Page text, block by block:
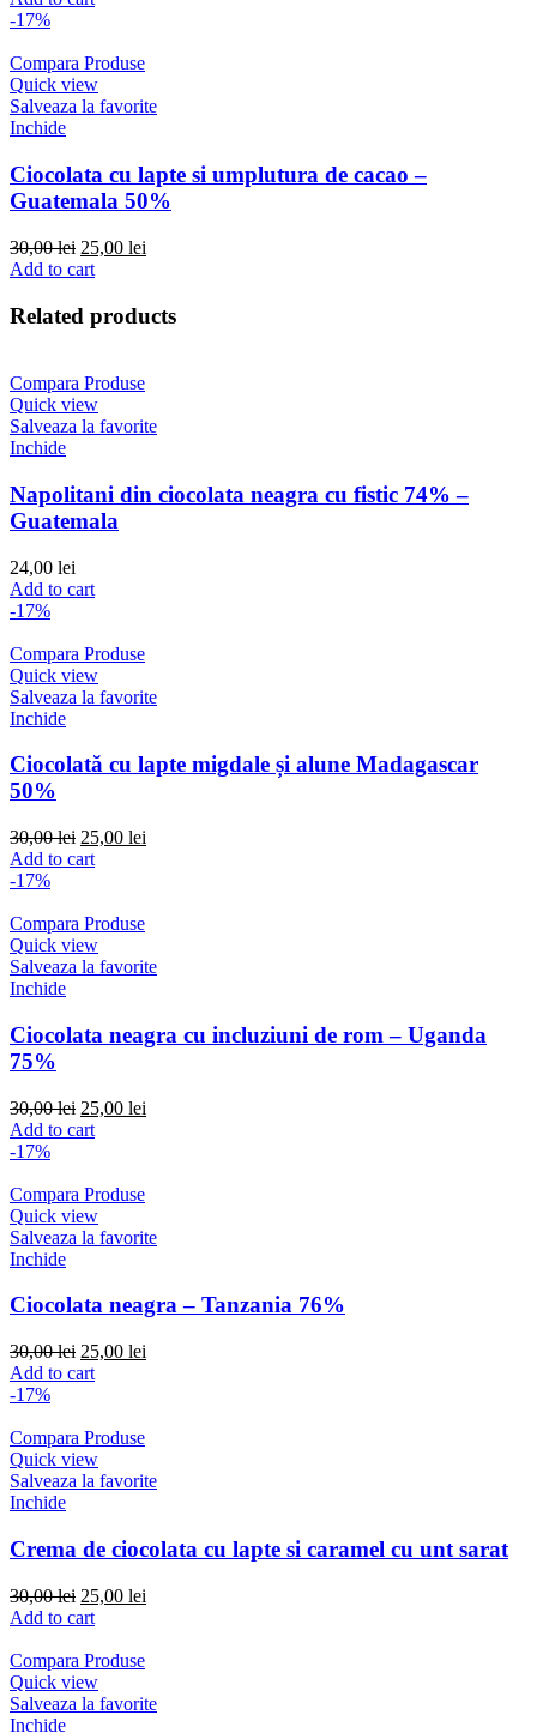
-17%
Compara Produse
Quick view
Salveaza la favorite
Inchide
Ciocolata cu lapte si umplutura de cacao –
Guatemala 50%
30,00lei Original
price
30,00 lei.
25,00 lei
25,00 lei.
Add to cart
Related products
Compara Produse
Quick view
Salveaza la favorite
Inchide
Napolitani din ciocolata neagra cu fistic 74% –
Guatemala
24,00 lei
Add to cart
-17%
Compara Produse
Quick view
Salveaza la favorite
Inchide
Ciocolată cu lapte migdale și alune Madagascar
50%
30,00lei Original
price
25,00 lei
Add to cart
-17%
Compara Produse
Quick view
Salveaza la favorite
Inchide
Ciocolata neagra cu incluziuni de rom – Uganda
75%
30,00lei Original
price
25,00 lei
Add to cart
-17%
Compara Produse
Quick view
Salveaza la favorite
Inchide
Ciocolata neagra – Tanzania 76%
30,00lei Original
price
25,00 lei
Add to cart
-17%
Compara Produse
Quick view
Salveaza la favorite
Inchide
Crema de ciocolata cu lapte si caramel cu unt sarat
30,00lei Original
price
30,00 lei.
25,00 lei
Add to cart
Compara Produse
Quick view
Salveaza la favorite
Inchide